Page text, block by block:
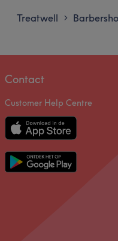
Treatwell >
Contact
Customer Help Centre